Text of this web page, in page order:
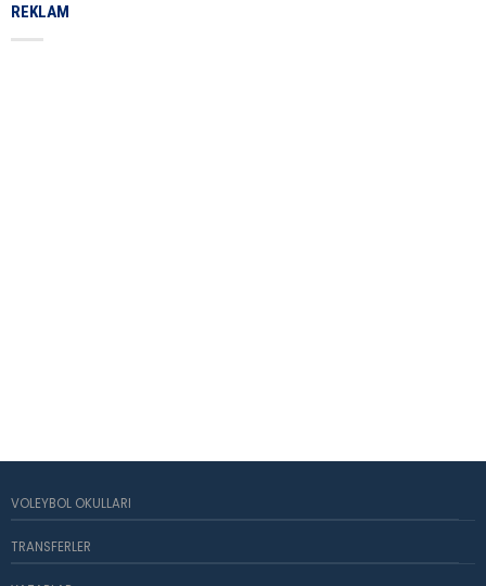
REKLAM
VOLEYBOL OKULLARI
TRANSFERLER